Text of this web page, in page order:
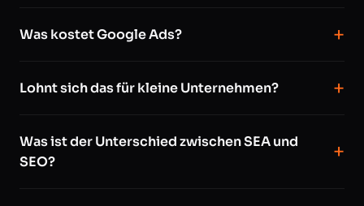
Was kostet Google Ads?
Lohnt sich das für kleine Unternehmen?
Was ist der Unterschied zwischen SEA und
SEO?